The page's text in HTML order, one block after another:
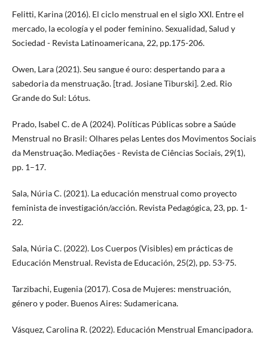
Felitti, Karina (2016). El ciclo menstrual en el siglo XXI. Entre el
mercado, la ecología y el poder feminino. Sexualidad, Salud y
Sociedad - Revista Latinoamericana, 22, pp.175-206.
Owen, Lara (2021). Seu sangue é ouro: despertando para a
sabedoria da menstruação. [trad. Josiane Tiburski]. 2.ed. Rio
Grande do Sul: Lótus.
Prado, Isabel C. de A (2024). Políticas Públicas sobre a Saúde
Menstrual no Brasil: Olhares pelas Lentes dos Movimentos Sociais
da Menstruação. Mediações - Revista de Ciências Sociais, 29(1),
pp. 1–17.
Sala, Núria C. (2021). La educación menstrual como proyecto
feminista de investigación/acción. Revista Pedagógica, 23, pp. 1-
22.
Sala, Núria C. (2022). Los Cuerpos (Visibles) em prácticas de
Educación Menstrual. Revista de Educación, 25(2), pp. 53-75.
Tarzibachi, Eugenia (2017). Cosa de Mujeres: menstruación,
género y poder. Buenos Aires: Sudamericana.
Vásquez, Carolina R. (2022). Educación Menstrual Emancipadora.